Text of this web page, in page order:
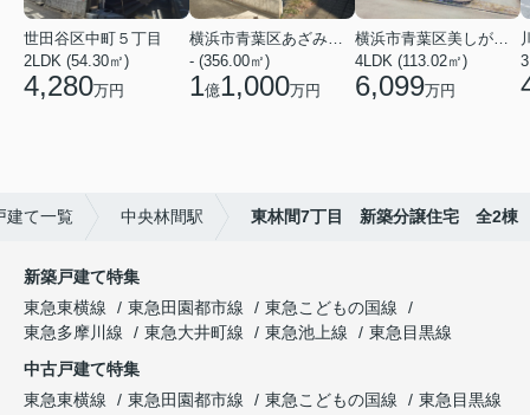
世田谷区中町５丁目
2LDK (54.30㎡)
4,280万円
- (356.00㎡)
1億1,000万円
4LDK (113.02㎡)
6,099万円
建て一覧 中央林間駅 東林間7丁目 新築分譲住宅 全2棟
新築戸建て特集
東急東横線
東急田園都市線
東急こどもの国線
東急多摩川線
東急大井町線 東急池上線
東急目黒線
中古戸建て特集
東急東横線
東急田園都市線 東急こどもの国線
東急目黒線